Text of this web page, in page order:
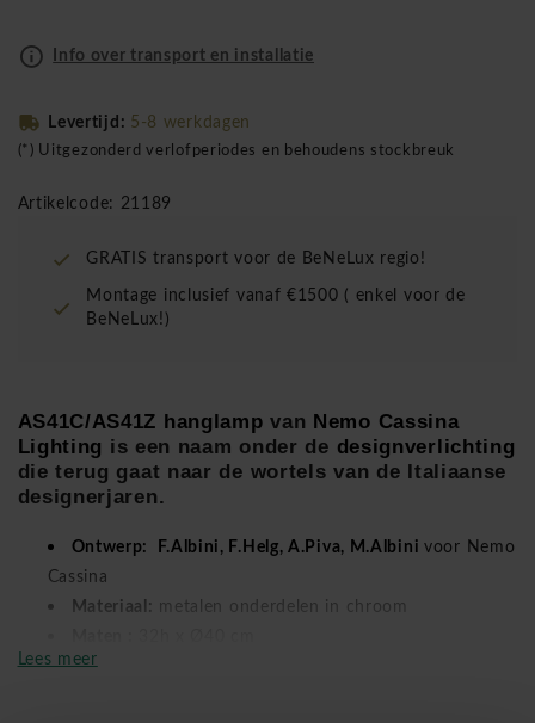
Info over transport en installatie
Levertijd: 5-8 werkdagen
(*) Uitgezonderd verlofperiodes en behoudens stockbreuk
Artikelcode: 21189
GRATIS transport voor de BeNeLux regio!
Montage inclusief vanaf €1500 ( enkel voor de
BeNeLux!)
AS41C/AS41Z hanglampvan Nemo Cassina
Lighting is een naam onder de designverlichting
die terug gaat naar de wortels van de Italiaanse
designerjaren.
Ontwerp: F.Albini, F.Helg, A.Piva, M.Albini voor Nemo
Cassina
Materiaal: metalen onderdelen in chroom
Licht:
Lees meer